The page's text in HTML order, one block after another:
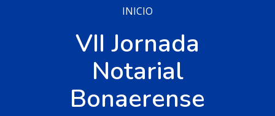
INICIO
VII Jornada
Notarial
Bonaerense